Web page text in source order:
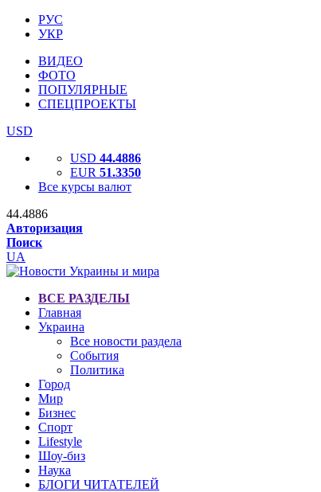
РУС
УКР
ВИДЕО
ФОТО
ПОПУЛЯРНЫЕ
СПЕЦПРОЕКТЫ
USD
USD 44.4886
EUR 51.3350
Все курсы валют
44.4886
Авторизация
Поиск
UA
ВСЕ РАЗДЕЛЫ
Главная
Украина
Все новости раздела
События
Политика
Город
Мир
Бизнес
Спорт
Lifestyle
Шоу-биз
Наука
БЛОГИ ЧИТАТЕЛЕЙ